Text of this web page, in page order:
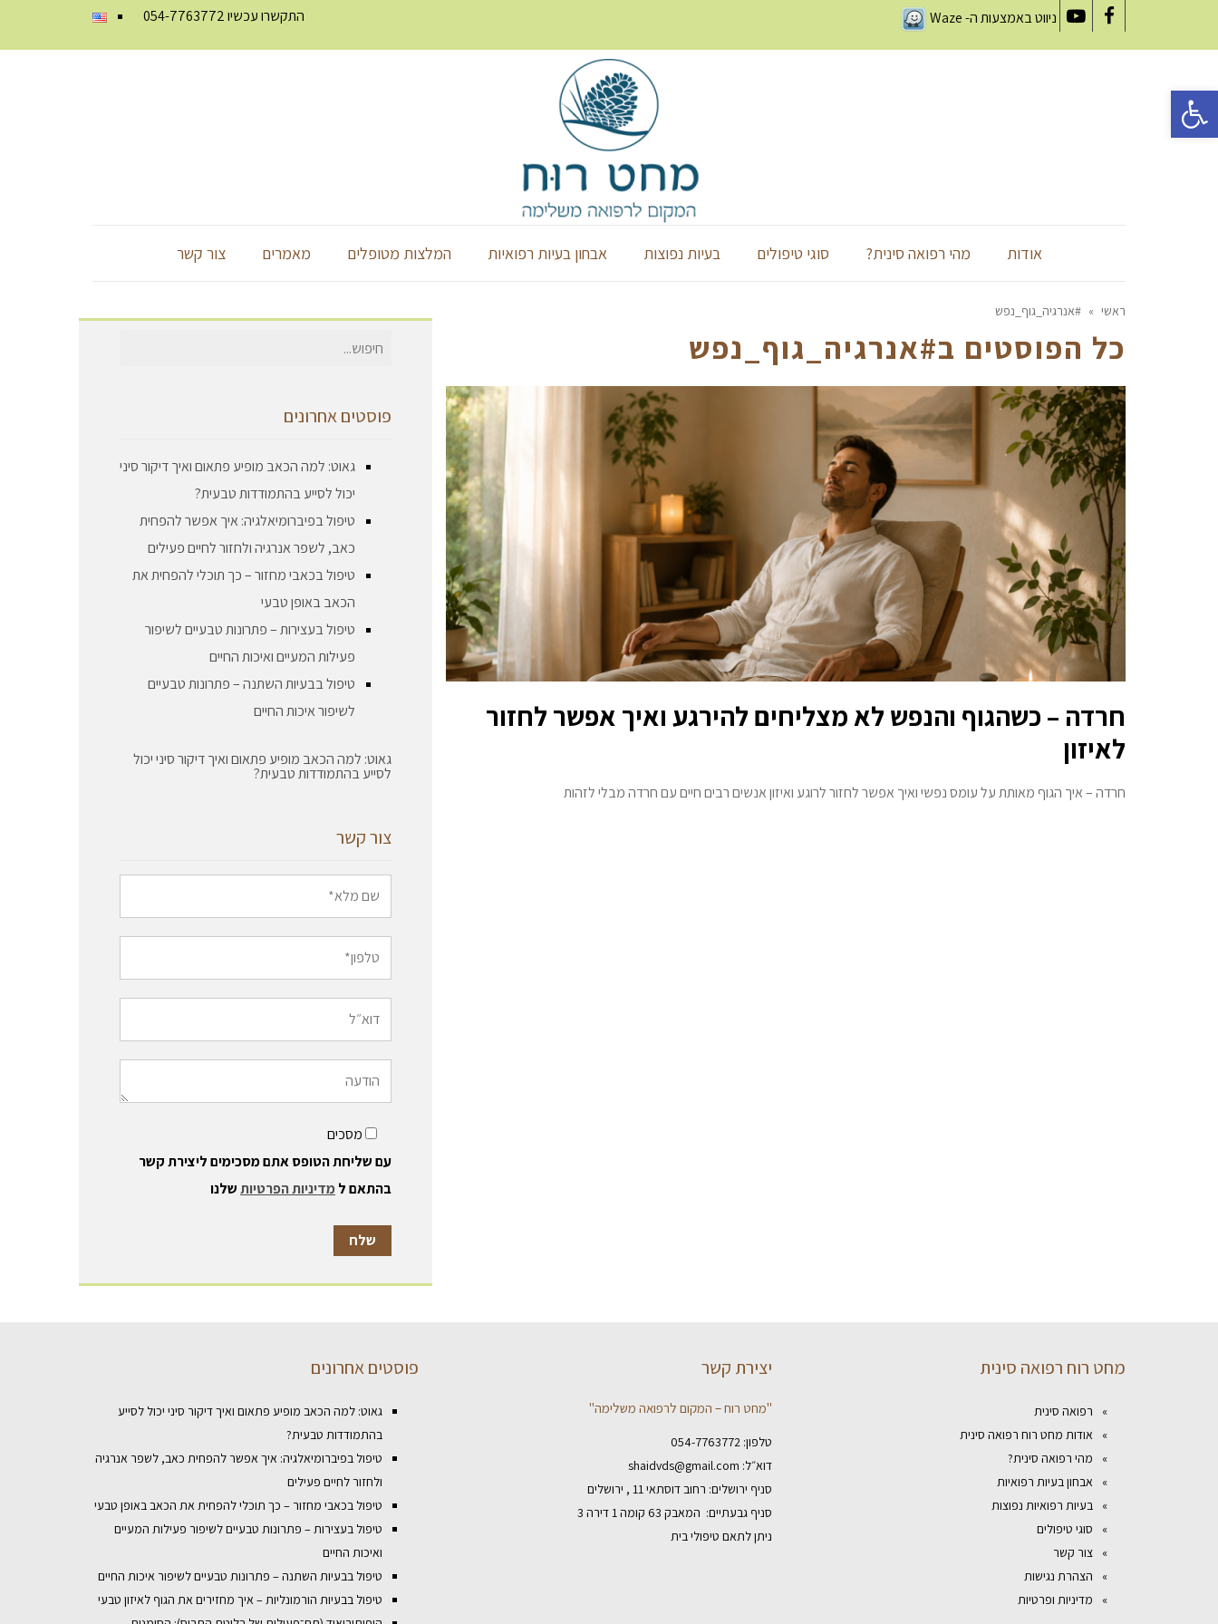
Facebook
YouTube
ניווט באמצעות ה-Waze התקשרו עכשיו054-7763772
אודות מהי רפואה סינית? סוגי טיפולים בעיות נפוצות אבחון בעיות רפואיות המלצות מטופלים מאמרים צור קשר
ראשי » #אנרגיה_גוף_נפש
כל הפוסטים ב#אנרגיה_גוף_נפש
חרדה – כשהגוף והנפש לא מצליחים להירגע ואיך אפשר לחזור
לאיזון
חרדה – איך הגוף מאותת על עומס נפשי ואיך אפשר לחזור לרוגע ואיזון אנשים רבים חיים עם חרדה מבלי לזהות
חיפוש
פוסטים אחרונים
גאוט: למה הכאב מופיע פתאום ואיך דיקור סיני
יכול לסייע בהתמודדות טבעית?
טיפול בפיברומיאלגיה: איך אפשר להפחית
כאב, לשפר אנרגיה ולחזור לחיים פעילים
טיפול בכאבי מחזור – כך תוכלי להפחית את
הכאב באופן טבעי
טיפול בעצירות – פתרונות טבעיים לשיפור
פעילות המעיים ואיכות החיים
טיפול בבעיות השתנה – פתרונות טבעיים
לשיפור איכות החיים
גאוט: למה הכאב מופיע פתאום ואיך דיקור סיני יכול
לסייע בהתמודדות טבעית?
צור קשר
מסכים
עם שליחת הטופס אתם מסכימים ליצירת קשר
בהתאם ל מדיניות הפרטיותשלנו
מחט רוח רפואה סינית
רפואה סינית
אודות מחט רוח רפואה סינית
מהי רפואה סינית?
אבחון בעיות רפואיות
בעיות רפואיות נפוצות
סוגי טיפולים
צור קשר
הצהרת נגישות
מדיניות ופרטיות
יצירת קשר
"מחט רוח – המקום לרפואה משלימה"
טלפון: 054-7763772
דוא״ל: shaidvds@gmail.com
סניף ירושלים: רחוב דוסתאי 11 , ירושלים
סניף גבעתיים: המאבק 63 קומה 1 דירה 3
ניתן לתאם טיפולי בית
פוסטים אחרונים
גאוט: למה הכאב מופיע פתאום ואיך דיקור סיני יכול לסייע
בהתמודדות טבעית?
טיפול בפיברומיאלגיה: איך אפשר להפחית כאב, לשפר אנרגיה
ולחזור לחיים פעילים
טיפול בכאבי מחזור – כך תוכלי להפחית את הכאב באופן טבעי
טיפול בעצירות – פתרונות טבעיים לשיפור פעילות המעיים
ואיכות החיים
טיפול בבעיות השתנה – פתרונות טבעיים לשיפור איכות החיים
טיפול בבעיות הורמונליות – איך מחזירים את הגוף לאיזון טבעי
פתח סרגל נגישות